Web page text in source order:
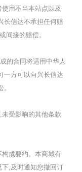
用不当本站点以及
长信达不承担任何赔
间接的赔偿。
的合同将适用中华人
一方可以向兴长信达
,未受影响的其他条款
成要约。本商城有
下,及时通知您撤回订